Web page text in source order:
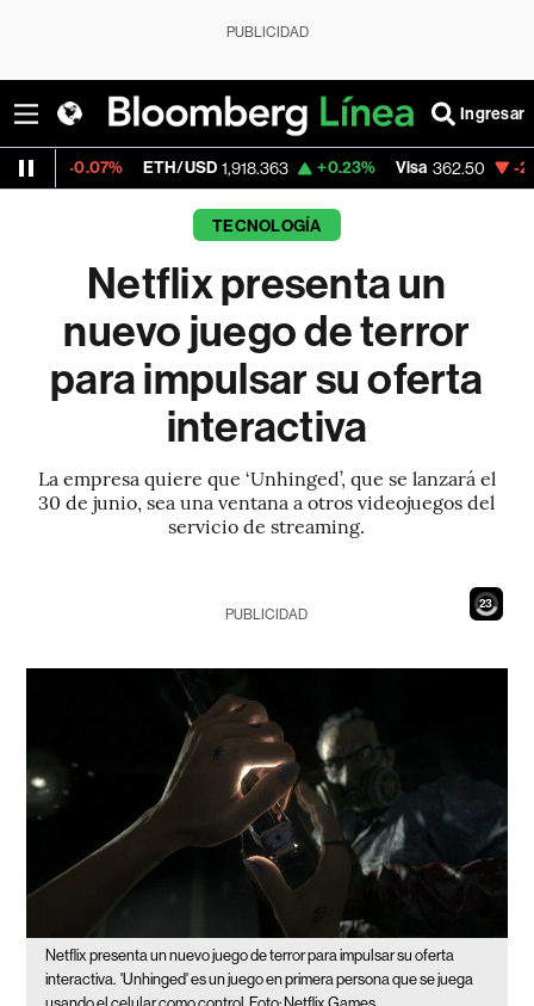
PUBLICIDAD
Ingresar
ETH/USD 1,918.363 +0.23% Visa 362.50 -2.15%
TECNOLOGÍA
Netflix presenta un
nuevo juego de terror
para impulsar su oferta
interactiva
La empresa quiere que ‘Unhinged’, que se lanzará el
30 de junio, sea una ventana a otros videojuegos del
servicio de streaming.
21
PUBLICIDAD
Netflix presenta un nuevo juego de terror para impulsar su oferta
interactiva. 'Unhinged' es un juego en primera persona que se juega